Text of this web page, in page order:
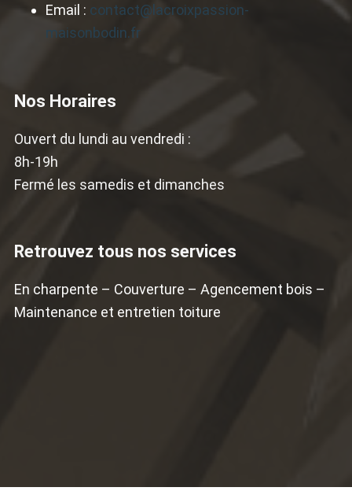
Email : contact@lacroixpassion-
maisonbodin.fr
Nos Horaires
Ouvert du lundi au vendredi :
8h-19h
Fermé les samedis et dimanches
Retrouvez tous nos services
En charpente – Couverture – Agencement bois –
Maintenance et entretien toiture